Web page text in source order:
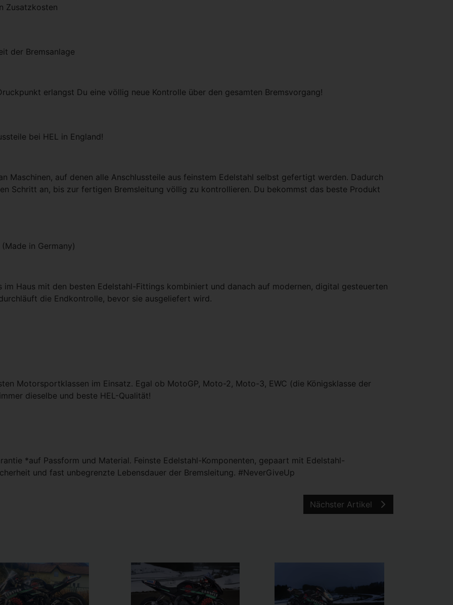
Zusatzkosten
der Bremsanlage
erlangst Du eine völlig neue Kontrolle über den gesamten Bremsvorgang!
bei HEL in England!
Maschinen, auf denen alle Anschlussteile aus feinstem Edelstahl selbst gefertigt werden. Dadurch
Schritt an, bis zur fertigen Bremsleitung völlig zu kontrollieren. Du bekommst das beste Produkt
in Germany)
Haus mit den besten Edelstahl-Fittings kombiniert und danach auf modernen, digital gesteuerten
die Endkontrolle, bevor sie ausgeliefert wird.
Motorsportklassen im Einsatz. Egal ob MotoGP, Moto-2, Moto-3, EWC (die Königsklasse der
dieselbe und beste HEL-Qualität!
*auf Passform und Material. Feinste Edelstahl-Komponenten, gepaart mit Edelstahl-
und fast unbegrenzte Lebensdauer der Bremsleitung. #NeverGiveUp
Nächster Artikel